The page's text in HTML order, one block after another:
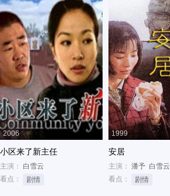
2006
小区来了新主任
主演： 白雪云
看点：
剧情
1999
安居
主演： 潘予 白雪云
看点：
剧情